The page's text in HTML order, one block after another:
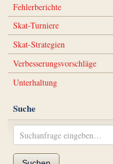
Fehlerberichte
Skat-Turniere
Skat-Strategien
Verbesserungsvorschläge
Unterhaltung
Suche